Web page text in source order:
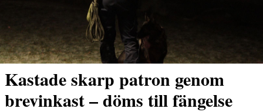
Kastade skarp patron genom
brevinkast – döms till fängelse